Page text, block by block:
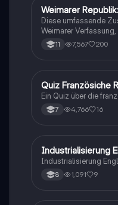
Prüfungsvorbereitung.
Euthanasie,
Abkommen, und mehr.
Geschichte
Weimarer
Diese umfassende
Weimarer
die Krisen der
Wichtige Themen
des
Abitur in Hessen (Q1
11 7,567 200
QGeschichte
Quiz Französiche
Ein Quiz über die
7 4,766 16
IGeschichte
Industrialisierung
Industrialisierung
8 1,091 9